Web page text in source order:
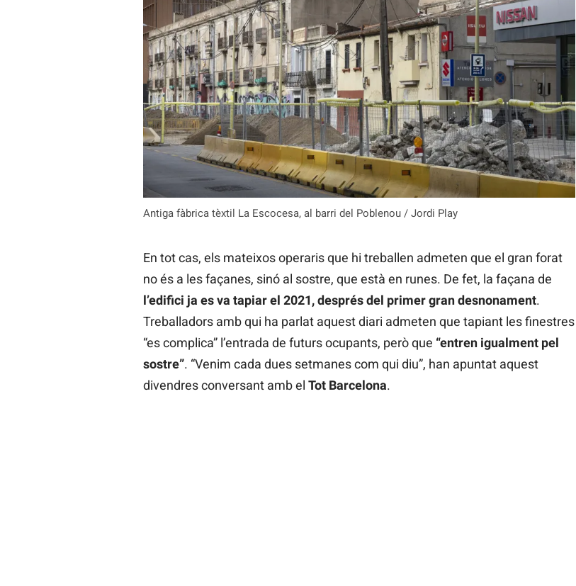
Antiga fàbrica tèxtil La Escocesa, al barri del Poblenou / Jordi Play
En tot cas, els mateixos operaris que hi treballen admeten que el gran forat
no és a les façanes, sinó al sostre, que està en runes. De fet, la façana de
l’edifici ja es va tapiar el 2021, després del primer gran desnonament.
Treballadors amb qui ha parlat aquest diari admeten que tapiant les finestres
“es complica” l’entrada de futurs ocupants, però que “entren igualment pel
sostre”. “Venim cada dues setmanes com qui diu”, han apuntat aquest
divendres conversant amb el Tot Barcelona.